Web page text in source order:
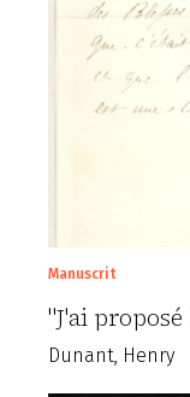
Manuscrit
"J'ai
Dunant, Henry